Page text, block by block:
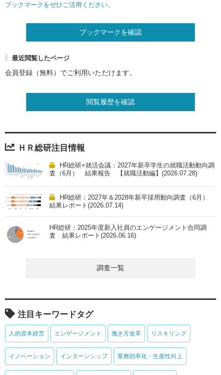
ブックマークをぜひご活用ください。
ブックマークを確認
最近閲覧したページ
会員登録（無料）でご利用いただけます。
閲覧履歴を確認
ＨＲ総研注目情報
HR総研×就活会議：2027年新卒学生の就職活動動向調
査（6月） 結果報告 【就職活動編】(2026.07.28)
HR総研：2027年＆2028年新卒採用動向調査（6月）
結果レポート(2026.07.14)
HR総研：2025年度新入社員のエンゲージメント合同調
査 結果レポート(2026.06.16)
調査一覧
注目キーワードタグ
人的資本経営 エンゲージメント 働き方改革 リスキリング
イノベーション インターンシップ 業務効率化・生産性向上